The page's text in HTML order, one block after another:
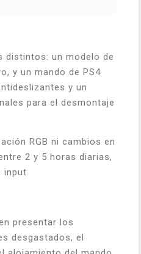
distintos: un modelo de
y un mando de PS4
y un
para el desmontaje
RGB ni cambios en
2 y 5 horas diarias,
presentar los
desgastados, el